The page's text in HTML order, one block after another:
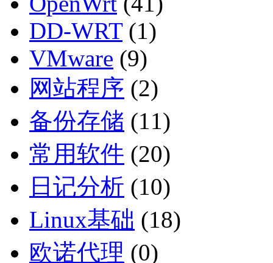
DD-WRT(1)
VMware (9)
网站程序 (2)
备份存储 (11)
常用软件 (20)
日记分析 (10)
Linux基础 (18)
欧诺代理 (0)